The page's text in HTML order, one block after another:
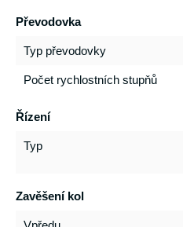
Převodovka
Typ převodovky
Počet rychlostních stupňů
Řízení
Typ
Zavěšení kol